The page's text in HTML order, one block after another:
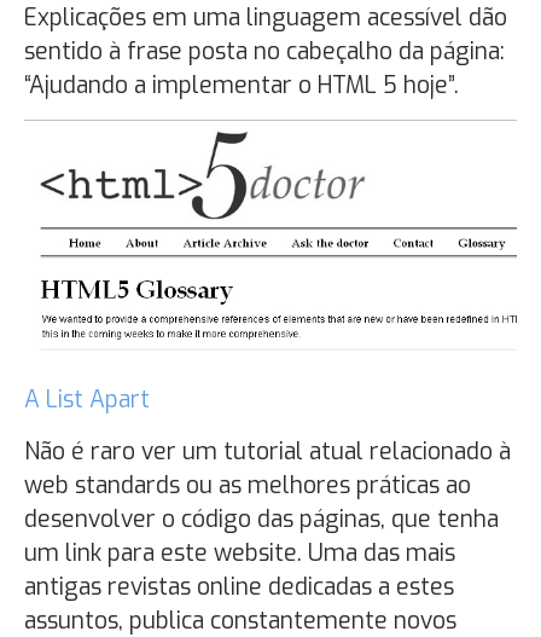
Explicações em uma linguagem acessível dão
sentido à frase posta no cabeçalho da página:
“Ajudando a implementar o HTML 5 hoje”.
A List Apart
Não é raro ver um tutorial atual relacionado à
web standards ou as melhores práticas ao
desenvolver o código das páginas, que tenha
um link para este website. Uma das mais
antigas revistas online dedicadas a estes
assuntos, publica constantemente novos